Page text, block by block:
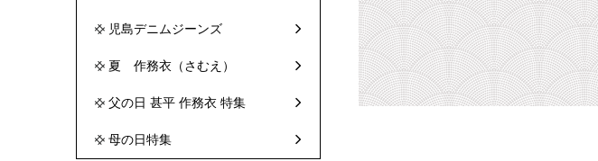
児島デニムジーンズ
夏 作務衣（さむえ）
父の日 甚平 作務衣 特集
母の日特集